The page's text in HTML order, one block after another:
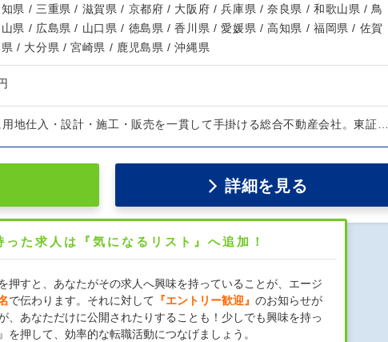
県 / 三重県 / 滋賀県 / 京都府 / 大阪府 / 兵庫県 / 奈良県 / 和歌山県 / 鳥
県 / 広島県 / 山口県 / 徳島県 / 香川県 / 愛媛県 / 高知県 / 福岡県 / 佐賀
/ 大分県 / 宮崎県 / 鹿児島県 / 沖縄県
地仕入・設計・施工・販売を一貫して手掛ける総合不動産会社。東証
詳細を見る
った求人は『気になるリスト』へ追加！
押すと、あなたがその求人へ興味を持っていることが、エージ
で伝わります。それに対して 『エントリー歓迎』 のお知らせが
、あなただけに公開されたりすることも！少しでも興味を持っ
押して、効率的な転職活動につなげましょう。